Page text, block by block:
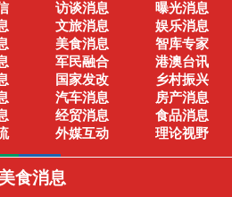
访谈消息
曝光消息
文旅消息
娱乐消息
美食消息
智库专家
军民融合
港澳台讯
国家发改
乡村振兴
汽车消息
房产消息
经贸消息
食品消息
外媒互动 理论视野
美食消息